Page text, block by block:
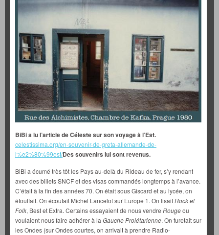
BiBi a lu l’article de Céleste sur son voyage à l’Est.
celestissima.org/en-souvenir-de-greta-allemande-de-
l%e2%80%99est/Des souvenirs lui sont revenus.
BiBi a écumé très tôt les Pays au-delà du Rideau de fer, s’y rendant
avec des billets SNCF et des visas commandés longtemps à l’avance.
C’était à la fin des années 70. On était sous Giscard et au lycée, on
étouffait. On écoutait Michel Lancelot sur Europe 1. On lisaitRock et
Folk, Best et Extra. Certains essayaient de nous vendre Rougeou
voulaient nous faire adhérer à la Gauche Prolétarienne. On furetait sur
les Ondes (sur Ondes courtes, on arrivait à prendre Radio-